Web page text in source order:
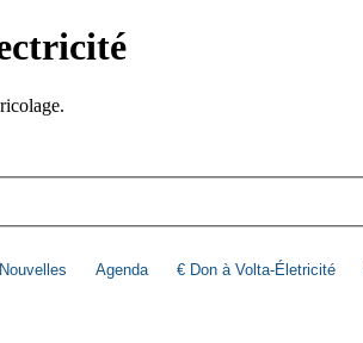
Nouvelles Agenda € Don à Volta-Életricité